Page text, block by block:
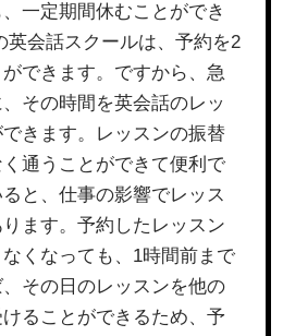
一定期間休むことができ
英会話スクールは、予約を2
できます。ですから、急
その時間を英会話のレッ
きます。レッスンの振替
通うことができて便利で
と、仕事の影響でレッス
ます。予約したレッスン
くなっても、1時間前まで
その日のレッスンを他の
ることができるため、予